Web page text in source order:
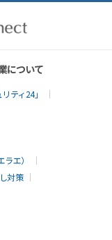
について
ティ24」
エ）
対策